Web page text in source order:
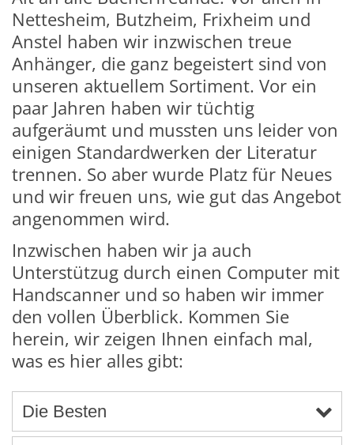
Nettesheim, Butzheim, Frixheim und
Anstel haben wir inzwischen treue
Anhänger, die ganz begeistert sind von
unseren aktuellem Sortiment. Vor ein
paar Jahren haben wir tüchtig
aufgeräumt und mussten uns leider von
einigen Standardwerken der Literatur
trennen. So aber wurde Platz für Neues
und wir freuen uns, wie gut das Angebot
angenommen wird.
Inzwischen haben wir ja auch
Unterstützug durch einen Computer mit
Handscanner und so haben wir immer
den vollen Überblick. Kommen Sie
herein, wir zeigen Ihnen einfach mal,
was es hier alles gibt:
Die Besten